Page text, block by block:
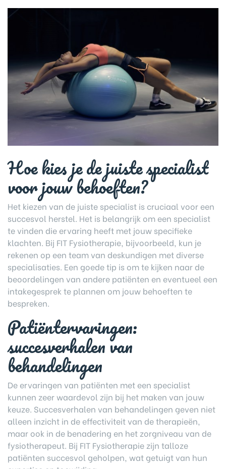
Hoe kies je de juiste specialist
voor jouw behoeften?
Het kiezen van de juiste specialist is cruciaal voor een
succesvol herstel. Het is belangrijk om een specialist
te vinden die ervaring heeft met jouw specifieke
klachten. Bij FIT Fysiotherapie, bijvoorbeeld, kun je
rekenen op een team van deskundigen met diverse
specialisaties. Een goede tip is om te kijken naar de
beoordelingen van andere patiënten en eventueel een
intakegesprek te plannen om jouw behoeften te
bespreken.
Patiëntervaringen:
succesverhalen van
behandelingen
De ervaringen van patiënten met een specialist
kunnen zeer waardevol zijn bij het maken van jouw
keuze. Succesverhalen van behandelingen geven niet
alleen inzicht in de effectiviteit van de therapieën,
maar ook in de benadering en het zorgniveau van de
fysiotherapeut. Bij FIT Fysiotherapie zijn talloze
patiënten succesvol geholpen, wat getuigt van hun